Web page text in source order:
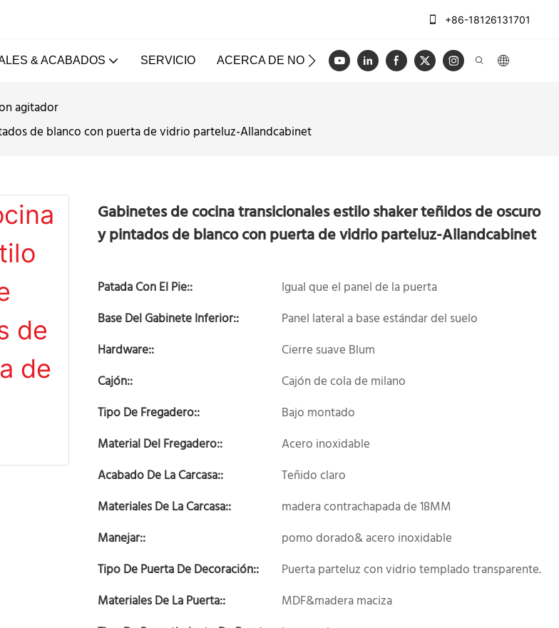
+86-18126131701
& ACABADOS SERVICIO ACERCA DE NOSOTROS CASOS REGISTRO
agitador
de blanco con puerta de vidrio parteluz-Allandcabinet
Gabinetes de cocina transicionales estilo shaker teñidos de oscuro
y pintados de blanco con puerta de vidrio parteluz-Allandcabinet
Patada Con El Pie::
Igual que el panel de la puerta
Base Del Gabinete Inferior::
Panel lateral a base estándar del suelo
Hardware::
Cierre suave Blum
Cajón::
Cajón de cola de milano
Tipo De Fregadero::
Bajo montado
Material Del Fregadero::
Acero inoxidable
Acabado De La Carcasa::
Teñido claro
Materiales De La Carcasa::
madera contrachapada de 18MM
Manejar::
pomo dorado& acero inoxidable
Tipo De Puerta De Decoración::
Puerta parteluz con vidrio templado transparente.
Materiales De La Puerta::
MDF&madera maciza